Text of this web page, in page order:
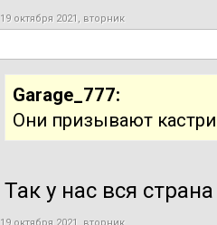
19 октября 2021, вторник
Garage_777:
Они призывают
Так у нас вся